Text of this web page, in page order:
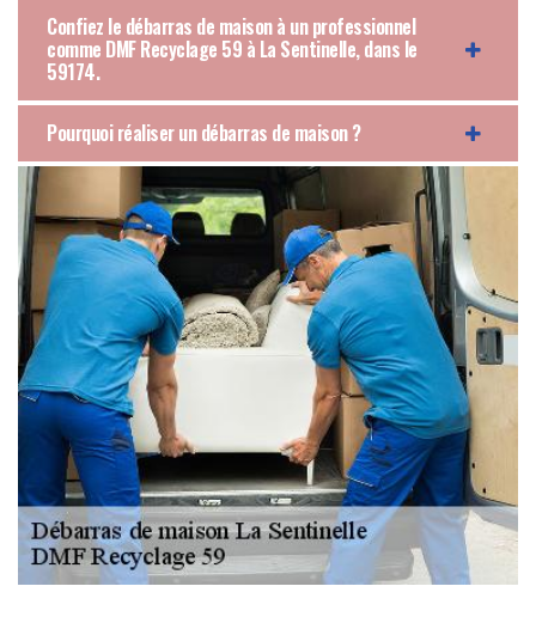
Confiez le débarras de maison à un professionnel
comme DMF Recyclage 59 à La Sentinelle, dans le
59174.
Pourquoi réaliser un débarras de maison ?